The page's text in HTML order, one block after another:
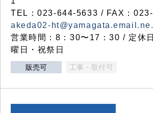
TEL：023-644-5633 / FAX：
akeda02-
営業時間：8：30〜17：30 / 定休
曜日・祝祭日
販売可 工事・取付可